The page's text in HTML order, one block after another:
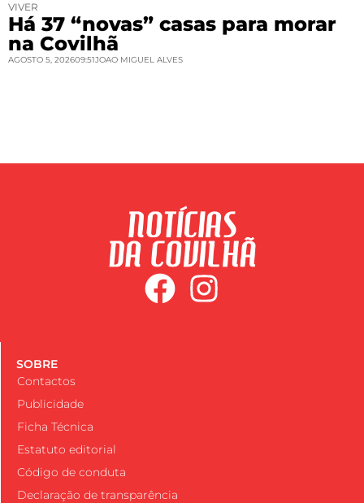
VIVER
Há 37 “novas” casas para morar
na Covilhã
AGOSTO 5, 202609:51JOAO MIGUEL ALVES
SOBRE
Contactos
Publicidade
Ficha Técnica
Estatuto editorial
Código de conduta
Declaração de transparência